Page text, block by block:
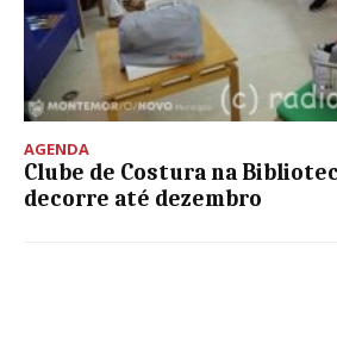
AGENDA
Clube de Costura na
decorre até dezembro